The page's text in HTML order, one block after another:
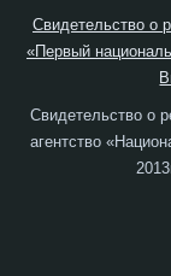
Свидетельство о
«Первый
Свидетельство о
агентство